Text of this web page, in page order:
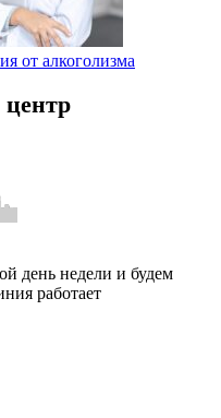
от алкоголизма
день недели и будем
работает